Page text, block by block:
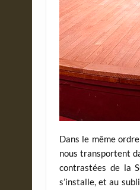
Dans le même
nous transportent
contrastées de la
s’installe, et au